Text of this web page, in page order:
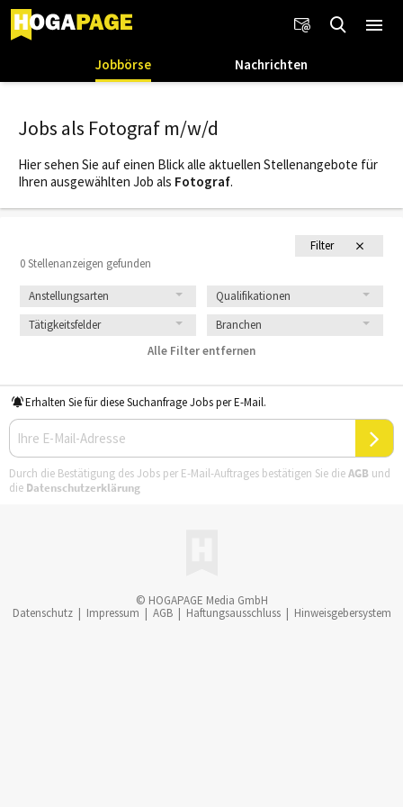
Jobbörse Nachrichten
Filter
0 Stellenanzeigen gefunden
Anstellungsarten
Qualifikationen
Tätigkeitsfelder
Branchen
Alle Filter entfernen
Erhalten Sie für diese Suchanfrage Jobs per E-Mail.
Durch die Bestätigung des Jobs per E-Mail-Auftrages bestätigen Sie dieAGB und
die Datenschutzerklärung
Jobs als Fotograf m/w/d
Hier sehen Sie auf einen Blick alle aktuellen Stellenangebote für
Ihren ausgewählten Job als Fotograf.
© HOGAPAGE Media GmbH
Datenschutz | Impressum | AGB | Haftungsausschluss | Hinweisgebersystem